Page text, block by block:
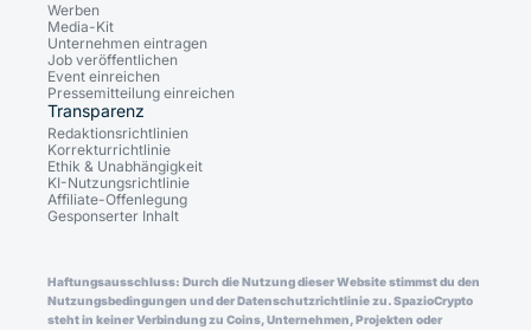
Werben
Media-Kit
Unternehmen eintragen
Job veröffentlichen
Event einreichen
Pressemitteilung einreichen
Transparenz
Redaktionsrichtlinien
Korrekturrichtlinie
Ethik & Unabhängigkeit
KI-Nutzungsrichtlinie
Affiliate-Offenlegung
Gesponserter Inhalt
Haftungsausschluss: Durch die Nutzung dieser Website stimmst du den
Nutzungsbedingungen und der Datenschutzrichtlinie zu. SpazioCrypto
steht in keiner Verbindung zu Coins, Unternehmen, Projekten oder